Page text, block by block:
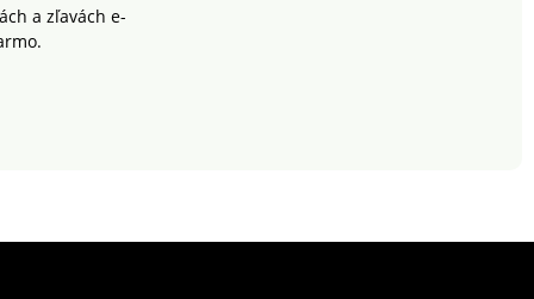
a zľavách e-